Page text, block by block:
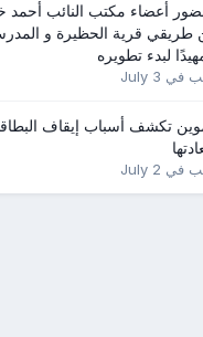
أعضاء مكتب النائب أحمد
طريقي قرية الحظيرة و
لبدء تطويره
في July 3
تكشف أسباب إيقاف
في July 2